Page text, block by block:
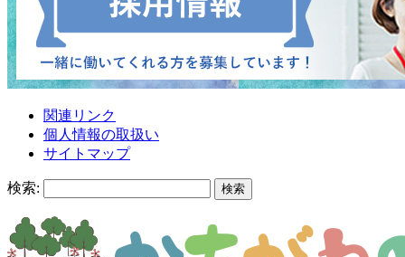
関連リンク
個人情報の取扱い
サイトマップ
検索: